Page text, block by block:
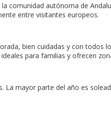
comunidad autónoma de
entre visitantes europeos.
bien cuidadas y con todos
para familias y ofrecen
La mayor parte del año es